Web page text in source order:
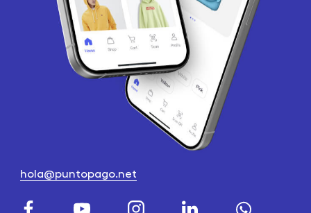
hola@puntopago.net